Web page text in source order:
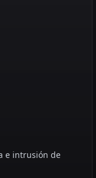
e intrusión de